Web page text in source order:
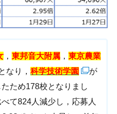
， 東邦音大附属， 東京農業
なり， 科学技術学園
が
ため178校となりまし
て824人減少し，応募人